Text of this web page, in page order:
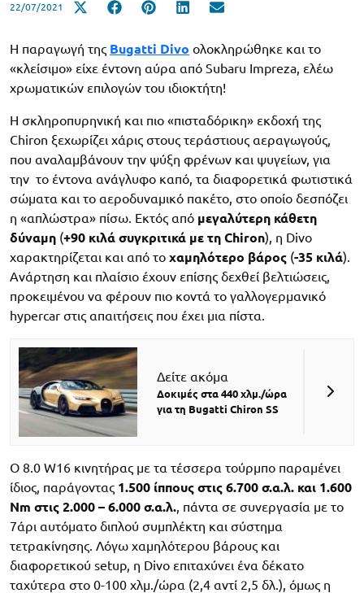
22/07/2021
Η παραγωγή της Bugatti Divo ολοκληρώθηκε και το
«κλείσιμο» είχε έντονη αύρα από Subaru Impreza, ελέω
χρωματικών επιλογών του ιδιοκτήτη!
Η σκληροπυρηνική και πιο «πισταδόρικη» εκδοχή της
Chiron ξεχωρίζει χάρις στους τεράστιους αεραγωγούς,
που αναλαμβάνουν την ψύξη φρένων και ψυγείων, για
την το έντονα ανάγλυφο καπό, τα διαφορετικά φωτιστικά
σώματα και το αεροδυναμικό πακέτο, στο οποίο δεσπόζει
η «απλώστρα» πίσω. Εκτός από μεγαλύτερη κάθετη
δύναμη (+90 κιλά συγκριτικά με τη Chiron), η Divo
χαρακτηρίζεται και από το χαμηλότερο βάρος (-35 κιλά).
Ανάρτηση και πλαίσιο έχουν επίσης δεχθεί βελτιώσεις,
προκειμένου να φέρουν πιο κοντά το γαλλογερμανικό
hypercar στις απαιτήσεις που έχει μια πίστα.
Δείτε ακόμα
Δοκιμές στα 440 χλμ./ώρα
για τη Bugatti Chiron SS
Ο 8.0 W16 κινητήρας με τα τέσσερα τούρμπο παραμένει
ίδιος, παράγοντας 1.500 ίππους στις 6.700 σ.α.λ. και 1.600
Nm στις 2.000 – 6.000 σ.α.λ. , πάντα σε συνεργασία με το
7άρι αυτόματο διπλού συμπλέκτη και σύστημα
τετρακίνησης. Λόγω χαμηλότερου βάρους και
διαφορετικού setup, η Divo επιταχύνει ένα δέκατο
ταχύτερα στο 0-100 χλμ./ώρα (2,4 αντί 2,5 δλ.), όμως η